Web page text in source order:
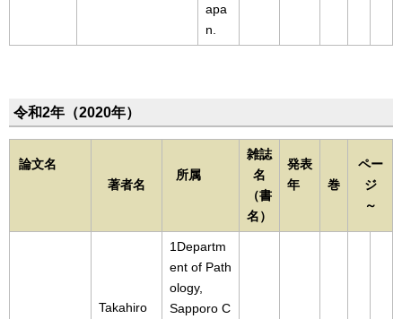
apa
n.
令和2年（2020年）
論文名
著者名
所属
雑誌
名
（書
名）
発表
年
巻
ペー
ジ
～
Takahiro
1Departm
ent of Path
ology,
Sapporo C